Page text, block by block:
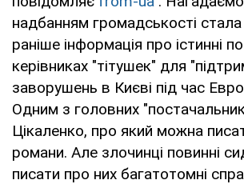
надбанням громадськості
раніше інформація про істинні
керівниках "тітушек" для
заворушень в Києві під час
Одним з головних
Цікаленко, про який можна
романи. Але злочинці повинні
писати про них багатотомні